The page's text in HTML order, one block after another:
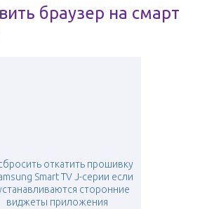
браузер на смарт
откатить прошивку
Smart TV J-серии если
сторонние
виджеты приложения